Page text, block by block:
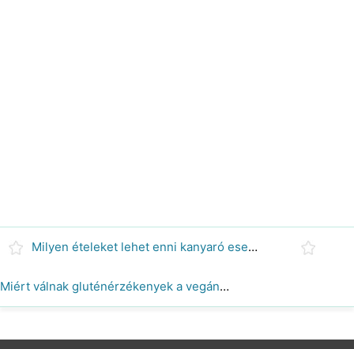
Milyen ételeket lehet enni kanyaró esetén?
Miért válnak gluténérzékenyek a vegánok?